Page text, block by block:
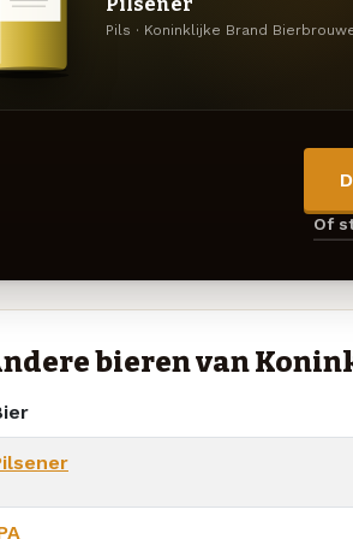
Pils · Koninklijke Brand
Of
bieren van